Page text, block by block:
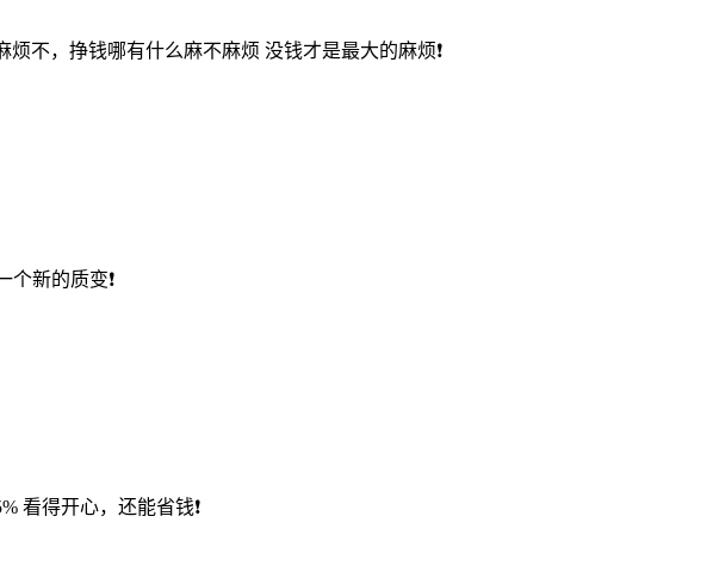
不，挣钱哪有什么麻不麻烦 没钱才是最大的麻烦❗
新的质变❗
看得开心，还能省钱❗